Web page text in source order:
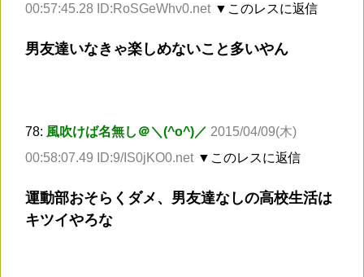
00:57:45.28 ID:RoSGeWhv0.net ▼このレスに返信
男友達いなきゃ楽しめないこと多いやん
78: 風吹けば名無し＠＼(^o^)／ 2015/04/09(木)
00:58:07.49 ID:9/IS0jKO0.net ▼このレスに返信
運動部おそらくダメ、男友達なしの高校生活は
キツイやろな